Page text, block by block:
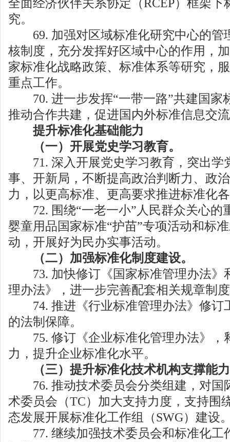
全面经济伙伴关系协定（RCEP）框架下
究。
69. 加强对区域标准化研究中心的管
核制度，充分发挥好区域中心的作用，
家标准化战略政策、标准体系等研究，
重点工作。
70. 进一步发挥“一带一路”共建国家
推动合作共建，促进国内外标准信息交
提升标准化基础能力
（一）开展党史学习教育。
71. 深入开展党史学习教育，突出学
事、开新局，不断提高政治判断力、政
力，以更高标准、更高要求推进标准化
72. 围绕“一老一小”人民群众关心的
婴童用品国家标准“护苗”专项活动和标
动，开展好为民办实事活动。
（二）加强标准化制度建设。
73. 加快修订《国家标准管理办法》
理办法》，进一步完善配套相关规章制
74. 推进《行业标准管理办法》修订
的法制保障。
75. 修订《企业标准化管理办法》，
力，提升企业标准化水平。
（三）提升标准化技术机构支撑能
76. 推动技术委员会分类组建，对国
术委员会（TC）加大支持力度，支持围
态发展开展标准化工作组（SWG）建设
77. 继续加强技术委员会和标准化工